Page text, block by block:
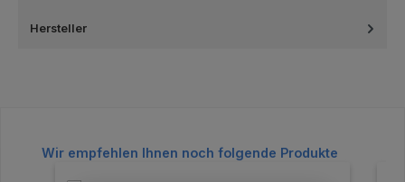
Hersteller
Produktgalerie überspringen
Wir empfehlen Ihnen noch folgende Produkte